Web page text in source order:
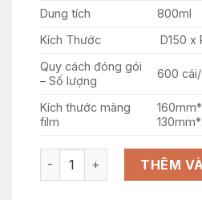
Dung tích
800ml
Kích Thước
D150 x
Quy cách đóng gói
– Số lượng
600
Kích thước màng
film
KHAY NHỰA G-12157 MÀU
THÊM